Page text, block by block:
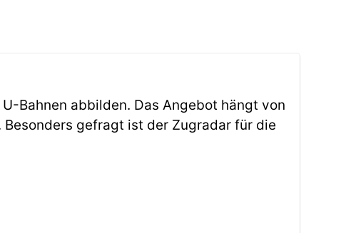
Bahnen abbilden. Das Angebot hängt von
gefragt ist der Zugradar für die